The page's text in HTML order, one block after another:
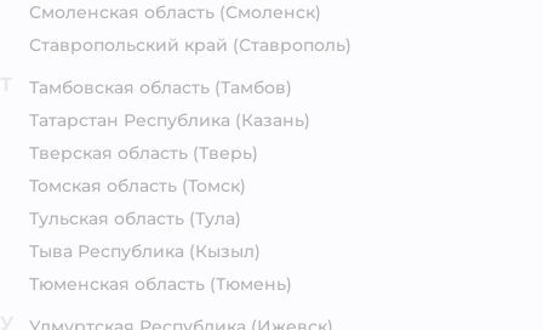
Смоленская область (Смоленск)
Ставропольский край (Ставрополь)
Тамбовская область (Тамбов)
Татарстан Республика (Казань)
Тверская область (Тверь)
Томская область (Томск)
Тульская область (Тула)
Тыва Республика (Кызыл)
Тюменская область (Тюмень)